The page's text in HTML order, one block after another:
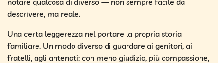
descrivere, ma reale.
Una certa leggerezza nel portare la propria storia
familiare. Un modo diverso di guardare ai genitori, ai
fratelli, agli antenati: con meno giudizio, più compassione,